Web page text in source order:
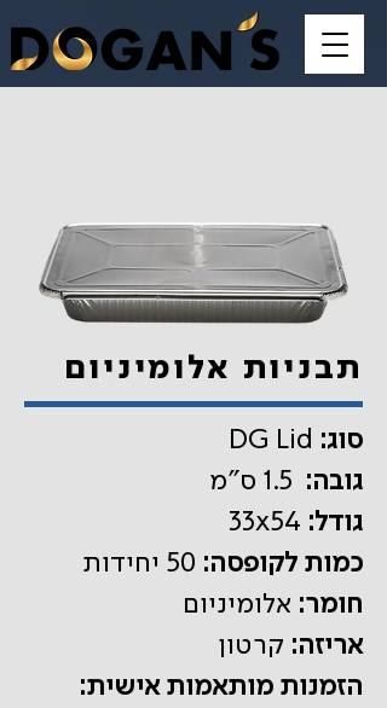
תבניות אלומיניום
DG Lid :סוג
גובה:
33x54 :גודל
כמות לקופסה:
חומר: אלומיניום
אריזה: קרטון
הזמנות מותאמות אישית: